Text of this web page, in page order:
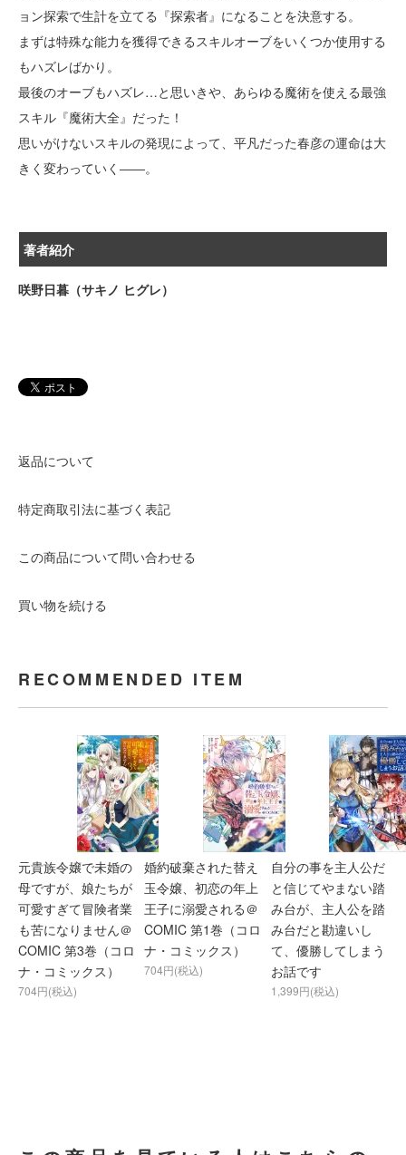
ョン探索で生計を立てる『探索者』になることを決意する。
まずは特殊な能力を獲得できるスキルオーブをいくつか使用する
もハズレばかり。
最後のオーブもハズレ…と思いきや、あらゆる魔術を使える最強
スキル『魔術大全』だった！
思いがけないスキルの発現によって、平凡だった春彦の運命は大
きく変わっていく――。
著者紹介
咲野日暮（サキノ ヒグレ）
返品について
特定商取引法に基づく表記
この商品について問い合わせる
買い物を続ける
RECOMMENDED ITEM
元貴族令嬢で未婚の
母ですが、娘たちが
可愛すぎて冒険者業
も苦になりません＠
COMIC 第3巻（コロ
ナ・コミックス）
704円(税込)
婚約破棄された替え
玉令嬢、初恋の年上
王子に溺愛される＠
COMIC 第1巻（コロ
ナ・コミックス）
704円(税込)
自分の事を主人公だ
と信じてやまない踏
み台が、主人公を踏
み台だと勘違いし
て、優勝してしまう
お話です
1,399円(税込)